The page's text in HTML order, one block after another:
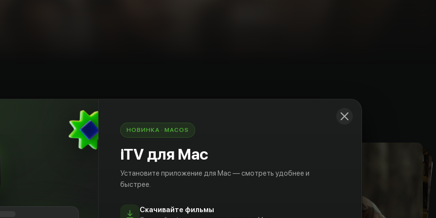
его родители не те, за кого себя выдавали.
на руках лишь записка с тремя адресами и
Уоттерсон. Оставшись без прошлого,
тайну своего происхождения и
через всю страну.
НОВИНКА · MACOS
iTV для Mac
Установите приложение для Mac — смотреть удобнее и
быстрее.
Скачивайте фильмы